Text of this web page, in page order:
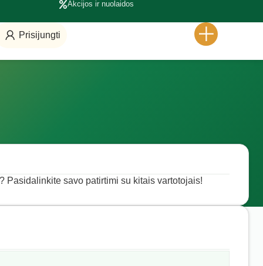
Akcijos ir nuolaidos
Prisijungti
Pasidalinkite savo patirtimi su kitais vartotojais!